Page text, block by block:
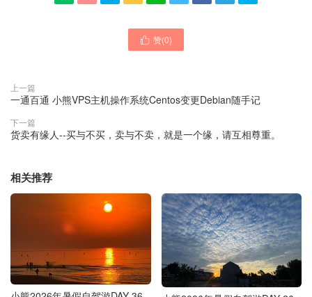
 赞(0)
上一篇
一通百通 小熊VPS主机操作系统Centos变更Debian随手记
下一篇
货卖有缘人--买与不买，卖与不卖，就是一个缘，请互相尊重。
相关推荐